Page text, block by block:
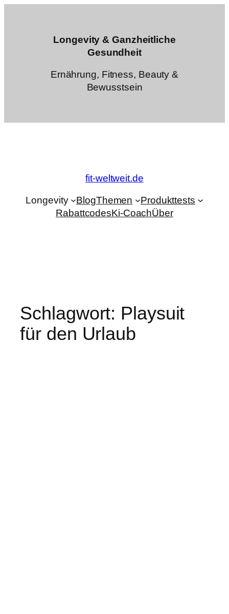
Longevity & Ganzheitliche
Gesundheit
Ernährung, Fitness, Beauty &
Bewusstsein
fit-weltweit.de
Longevity BlogThemen
Produkttests
RabattcodesKi-CoachÜber
Schlagwort: Playsuit
für den Urlaub